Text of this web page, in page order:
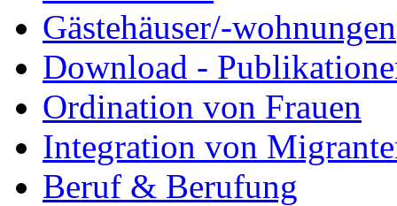
Gästehäuser/-wohnungen
Download -
Ordination von Frauen
Integration von
Beruf & Berufung